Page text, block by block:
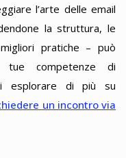
l’arte delle email
la struttura, le
pratiche – può
tue competenze di
esplorare di più su
un incontro via